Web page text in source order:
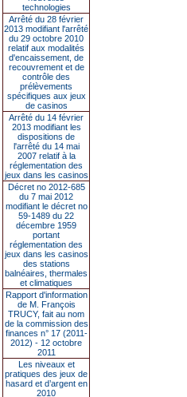
technologies
Arrêté du 28 février
2013 modifiant l'arrêté
du 29 octobre 2010
relatif aux modalités
d'encaissement, de
recouvrement et de
contrôle des
prélèvements
spécifiques aux jeux
de casinos
Arrêté du 14 février
2013 modifiant les
dispositions de
l'arrêté du 14 mai
2007 relatif à la
réglementation des
jeux dans les casinos
Décret no 2012-685
du 7 mai 2012
modifiant le décret no
59-1489 du 22
décembre 1959
portant
réglementation des
jeux dans les casinos
des stations
balnéaires, thermales
et climatiques
Rapport d'information
de M. François
TRUCY, fait au nom
de la commission des
finances n° 17 (2011-
2012) - 12 octobre
2011
Les niveaux et
pratiques des jeux de
hasard et d’argent en
2010